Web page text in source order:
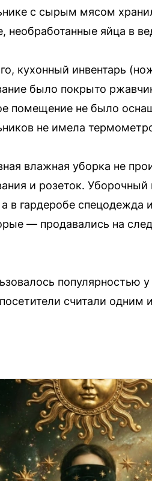
с сырым мясом
необработанные яйца в
кухонный инвентарь
было покрыто
помещение не было
не имела
влажная уборка не
и розеток.
а в гардеробе
— продавались на
популярностью
считали одним